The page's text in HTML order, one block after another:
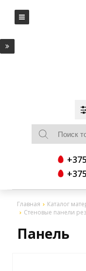
Главная Каталог
Стеновые панели
Панель